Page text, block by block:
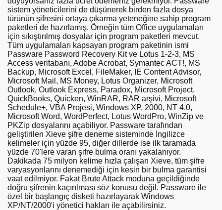
sistem yöneticilerini de düşünerek birden fazla dosya
türünün şifresini ortaya çıkarma yeteneğine sahip program
paketleri de hazırlamış. Örneğin tüm Office uygulamaları
için sıkıştırılmış dosyalar için program paketleri mevcut.
Tüm uygulamaları kapsayan program paketinin ismi
Passware Password Recovery Kit ve Lotus 1-2-3, MS
Access veritabanı, Adobe Acrobat, Symantec ACT!, MS
Backup, Microsoft Excel, FileMaker, IE Content Advisor,
Microsoft Mail, MS Money, Lotus Organizer, Microsoft
Outlook, Outlook Express, Paradox, Microsoft Project,
QuickBooks, Quicken, WinRAR, RAR arşivi, Microsoft
Schedule+, VBA Projesi, Windows XP, 2000, NT 4.0,
Microsoft Word, WordPerfect, Lotus WordPro, WinZip ve
PKZip dosyalarını açabiliyor. Passware tarafından
geliştirilen Xieve şifre deneme sisteminde İngilizce
kelimeler için yüzde 95, diğer dillerde ise ilk taramada
yüzde 70'lere varan şifre bulma oranı yakalanıyor.
Dakikada 75 milyon kelime hızla çalışan Xieve, tüm şifre
varyasyonlarını denemediği için kesin bir bulma garantisi
vaat edilmiyor. Fakat Brute Attack moduna geçildiğinde
doğru şifrenin kaçırılması söz konusu değil. Passware ile
özel bir başlangıç disketi hazırlayarak Windows
XP/NT/2000'i yönetici hakları ile açabilirsiniz.